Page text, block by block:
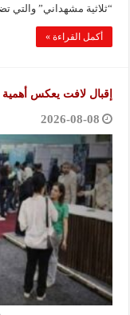
“ثلاثية مشهداني” والتي
أكمل القراءة »
إقبال لافت يعكس أهمية
2026-08-08